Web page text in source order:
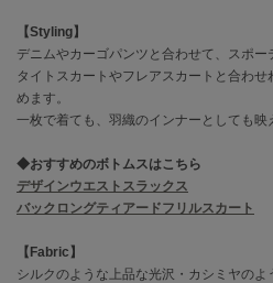
DANSKIN
ダンスキン
EIMY ISTOIRE
emmi
エミ
emmi atelier
エミ アトリエ
【Styling】
デニムやカーゴパンツと合わせて、スポー
タイトスカートやフレアスカートと合わ
めます。
一枚で着ても、羽織のインナーとしても映
◆おすすめのボトムスはこちら
デザインウエストスラックス
バックロングティアードフリルスカート
【Fabric】
シルクのような上品な光沢・カシミヤの